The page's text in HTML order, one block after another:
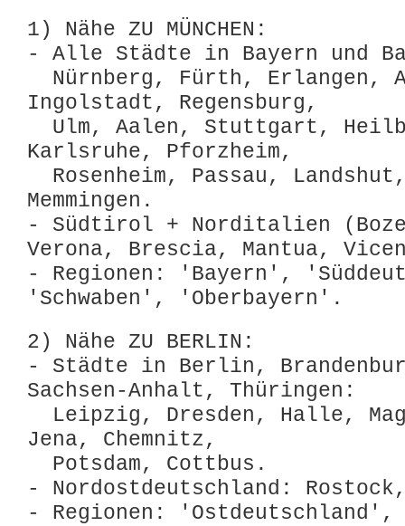
1) Nähe ZU MÜNCHEN:
- Alle Städte in Bayern und
Nürnberg, Fürth, Erlangen,
Ingolstadt, Regensburg,
Ulm, Aalen, Stuttgart,
Karlsruhe, Pforzheim,
Rosenheim, Passau,
Memmingen.
- Südtirol + Norditalien
Verona, Brescia, Mantua,
- Regionen: 'Bayern',
'Schwaben', 'Oberbayern'.
2) Nähe ZU BERLIN:
- Städte in Berlin,
Sachsen-Anhalt, Thüringen:
Leipzig, Dresden, Halle,
Jena, Chemnitz,
Potsdam, Cottbus.
- Nordostdeutschland:
- Regionen: